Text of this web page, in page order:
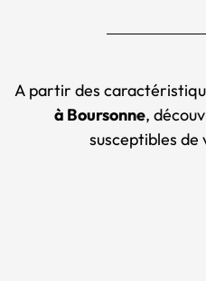
A partir des
à Boursonne,
susceptibles de